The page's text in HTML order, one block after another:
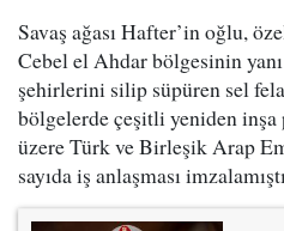
Savaş ağası Hafter’in oğlu,
Cebel el Ahdar bölgesinin
şehirlerini silip süpüren sel
bölgelerde çeşitli yeniden
üzere Türk ve Birleşik Arap
sayıda iş anlaşması